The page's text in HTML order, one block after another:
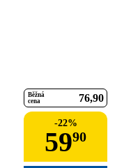
Běžná
cena
76 90
-22%
5990